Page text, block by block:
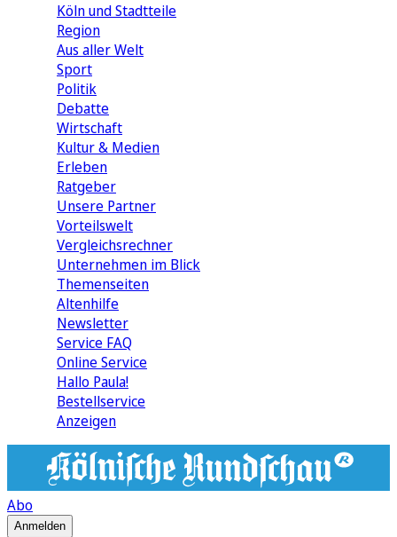
Köln und Stadtteile
Region
Aus aller Welt
Sport
Politik
Debatte
Wirtschaft
Kultur & Medien
Erleben
Ratgeber
Unsere Partner
Vorteilswelt
Vergleichsrechner
Unternehmen im Blick
Themenseiten
Altenhilfe
Newsletter
Service FAQ
Online Service
Hallo Paula!
Bestellservice
Anzeigen
Abo
Anmelden